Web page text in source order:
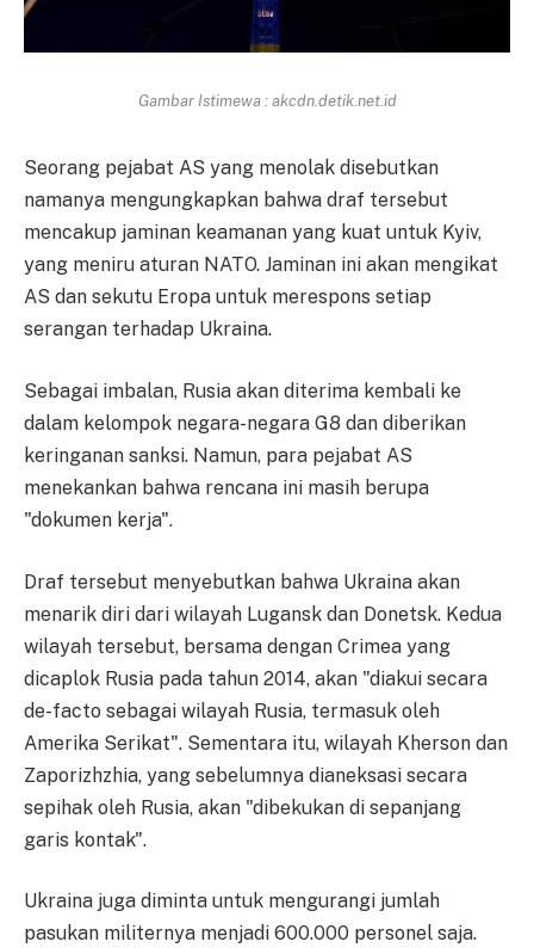
Gambar Istimewa : akcdn.detik.net.id
Seorang pejabat AS yang menolak disebutkan
namanya mengungkapkan bahwa draf tersebut
mencakup jaminan keamanan yang kuat untuk Kyiv,
yang meniru aturan NATO. Jaminan ini akan mengikat
AS dan sekutu Eropa untuk merespons setiap
serangan terhadap Ukraina.
Sebagai imbalan, Rusia akan diterima kembali ke
dalam kelompok negara-negara G8 dan diberikan
keringanan sanksi. Namun, para pejabat AS
menekankan bahwa rencana ini masih berupa
"dokumen kerja".
Draf tersebut menyebutkan bahwa Ukraina akan
menarik diri dari wilayah Lugansk dan Donetsk. Kedua
wilayah tersebut, bersama dengan Crimea yang
dicaplok Rusia pada tahun 2014, akan "diakui secara
de-facto sebagai wilayah Rusia, termasuk oleh
Amerika Serikat". Sementara itu, wilayah Kherson dan
Zaporizhzhia, yang sebelumnya dianeksasi secara
sepihak oleh Rusia, akan "dibekukan di sepanjang
garis kontak".
Ukraina juga diminta untuk mengurangi jumlah
pasukan militernya menjadi 600.000 personel saja.